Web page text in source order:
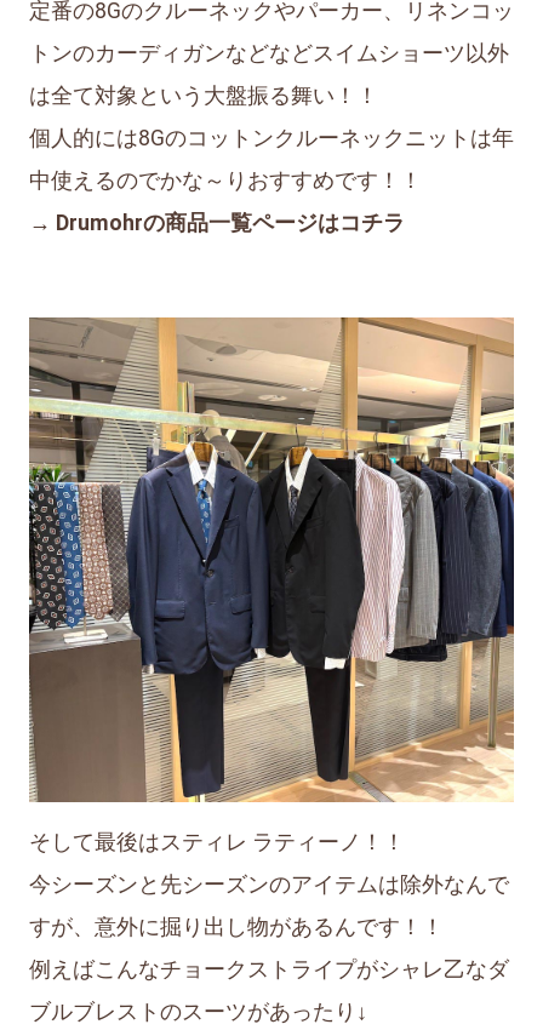
定番の8Gのクルーネックやパーカー、リネンコッ
トンのカーディガンなどなどスイムショーツ以外
は全て対象という大盤振る舞い！！
個人的には8Gのコットンクルーネックニットは年
中使えるのでかな～りおすすめです！！
→ Drumohrの商品一覧ページはコチラ
そして最後はスティレ ラティーノ！！
今シーズンと先シーズンのアイテムは除外なんで
すが、意外に掘り出し物があるんです！！
例えばこんなチョークストライプがシャレ乙なダ
ブルブレストのスーツがあったり↓